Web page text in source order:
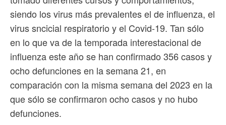
siendo los virus más prevalentes el de influenza, el
virus sncicial respiratorio y el Covid-19. Tan sólo
en lo que va de la temporada interestacional de
influenza este año se han confirmado 356 casos y
ocho defunciones en la semana 21, en
comparación con la misma semana del 2023 en la
que sólo se confirmaron ocho casos y no hubo
defunciones.